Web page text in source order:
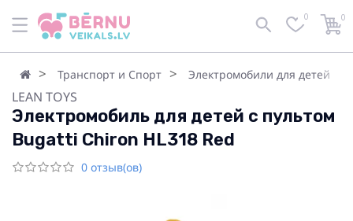
0 0
Транспорт и Спорт Электромобили для детей
LEAN TOYS
Электромобиль для детей c пультом
Bugatti Chiron HL318 Red
0 отзыв(ов)